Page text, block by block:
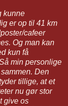
kunne
er op til 41 km
cafeer
Og man kan
kun få
min personlige
Den
tillige, at et
nu gør stor
give os